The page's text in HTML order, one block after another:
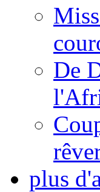
De
plus